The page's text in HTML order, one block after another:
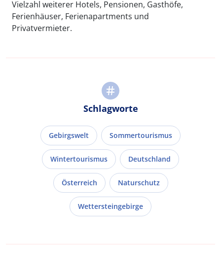
Vielzahl weiterer Hotels, Pensionen, Gasthöfe,
Ferienhäuser, Ferienapartments und
Privatvermieter.
Schlagworte
Gebirgswelt Sommertourismus
Wintertourismus Deutschland
Österreich Naturschutz
Wettersteingebirge